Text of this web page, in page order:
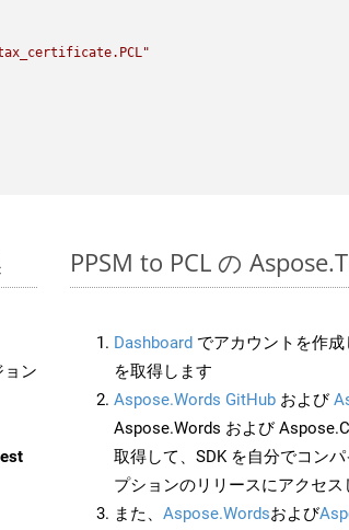
ョン
PPSM to PCL の
Dashboard でアカウントを作
を取得します
Aspose.Words GitHub および
Aspose.Words および
取得して、SDK を自分でコン
プションのリリースにアクセス
また、 Aspose.Wordsおよび